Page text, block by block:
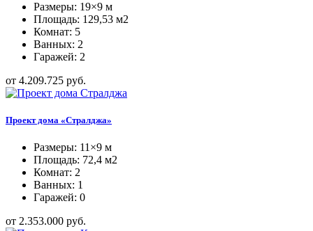
Размеры: 19×9 м
Площадь: 129,53 м2
Комнат: 5
Ванных: 2
Гаражей: 2
от 4.209.725 руб.
Проект дома «Стралджа»
Размеры: 11×9 м
Площадь: 72,4 м2
Комнат: 2
Ванных: 1
Гаражей: 0
от 2.353.000 руб.